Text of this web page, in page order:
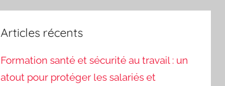
Articles récents
Formation santé et sécurité au travail : un
atout pour protéger les salariés et